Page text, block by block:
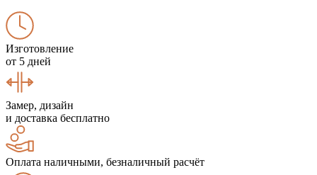
Изготовление
от 5 дней
Замер, дизайн
и доставка бесплатно
Оплата наличными, безналичный расчёт